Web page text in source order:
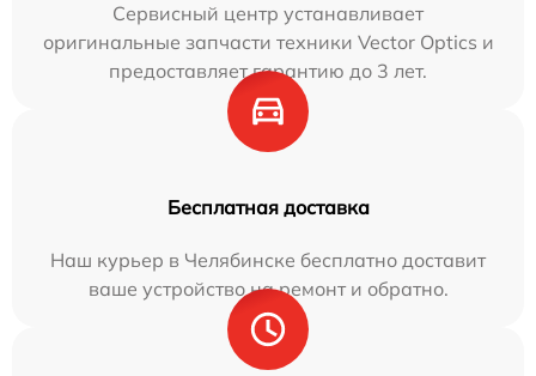
Сервисный центр устанавливает
оригинальные запчасти техники Vector Optics и
предоставляет гарантию до 3 лет.
Бесплатная доставка
Наш курьер в Челябинске бесплатно доставит
ваше устройство на ремонт и обратно.